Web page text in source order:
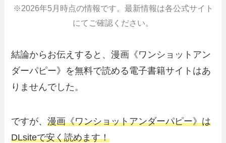
※2026年5月時点の情報です。最新情報は各公式サイト
にてご確認ください。
結論からお伝えすると、漫画《ワンショットアン
ダーパピー》を無料で読める電子書籍サイトはあ
りませんでした。
ですが、漫画《ワンショットアンダーパピー》は
DLsiteで安く読めます！